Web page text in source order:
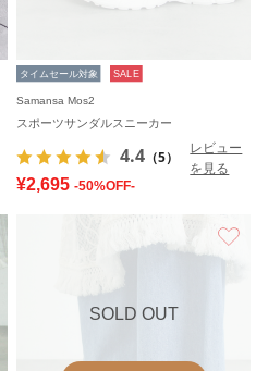
タイムセール対象 SALE
Samansa Mos2
スポーツサンダルスニーカー
4.4 （5）
レビュー
を見る
¥2,695 -50%OFF-
SOLD OUT